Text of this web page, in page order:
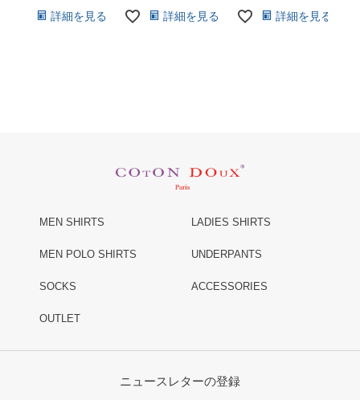
詳細を見る 詳細を見る 詳細を見る
MEN SHIRTS LADIES SHIRTS
MEN POLO SHIRTS UNDERPANTS
SOCKS ACCESSORIES
OUTLET
ニュースレターの登録